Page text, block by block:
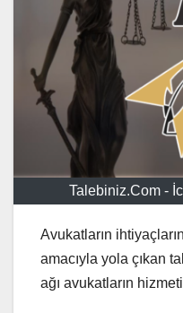
Talebiniz.Com -
Avukatların
amacıyla yola çıkan
ağı avukatların